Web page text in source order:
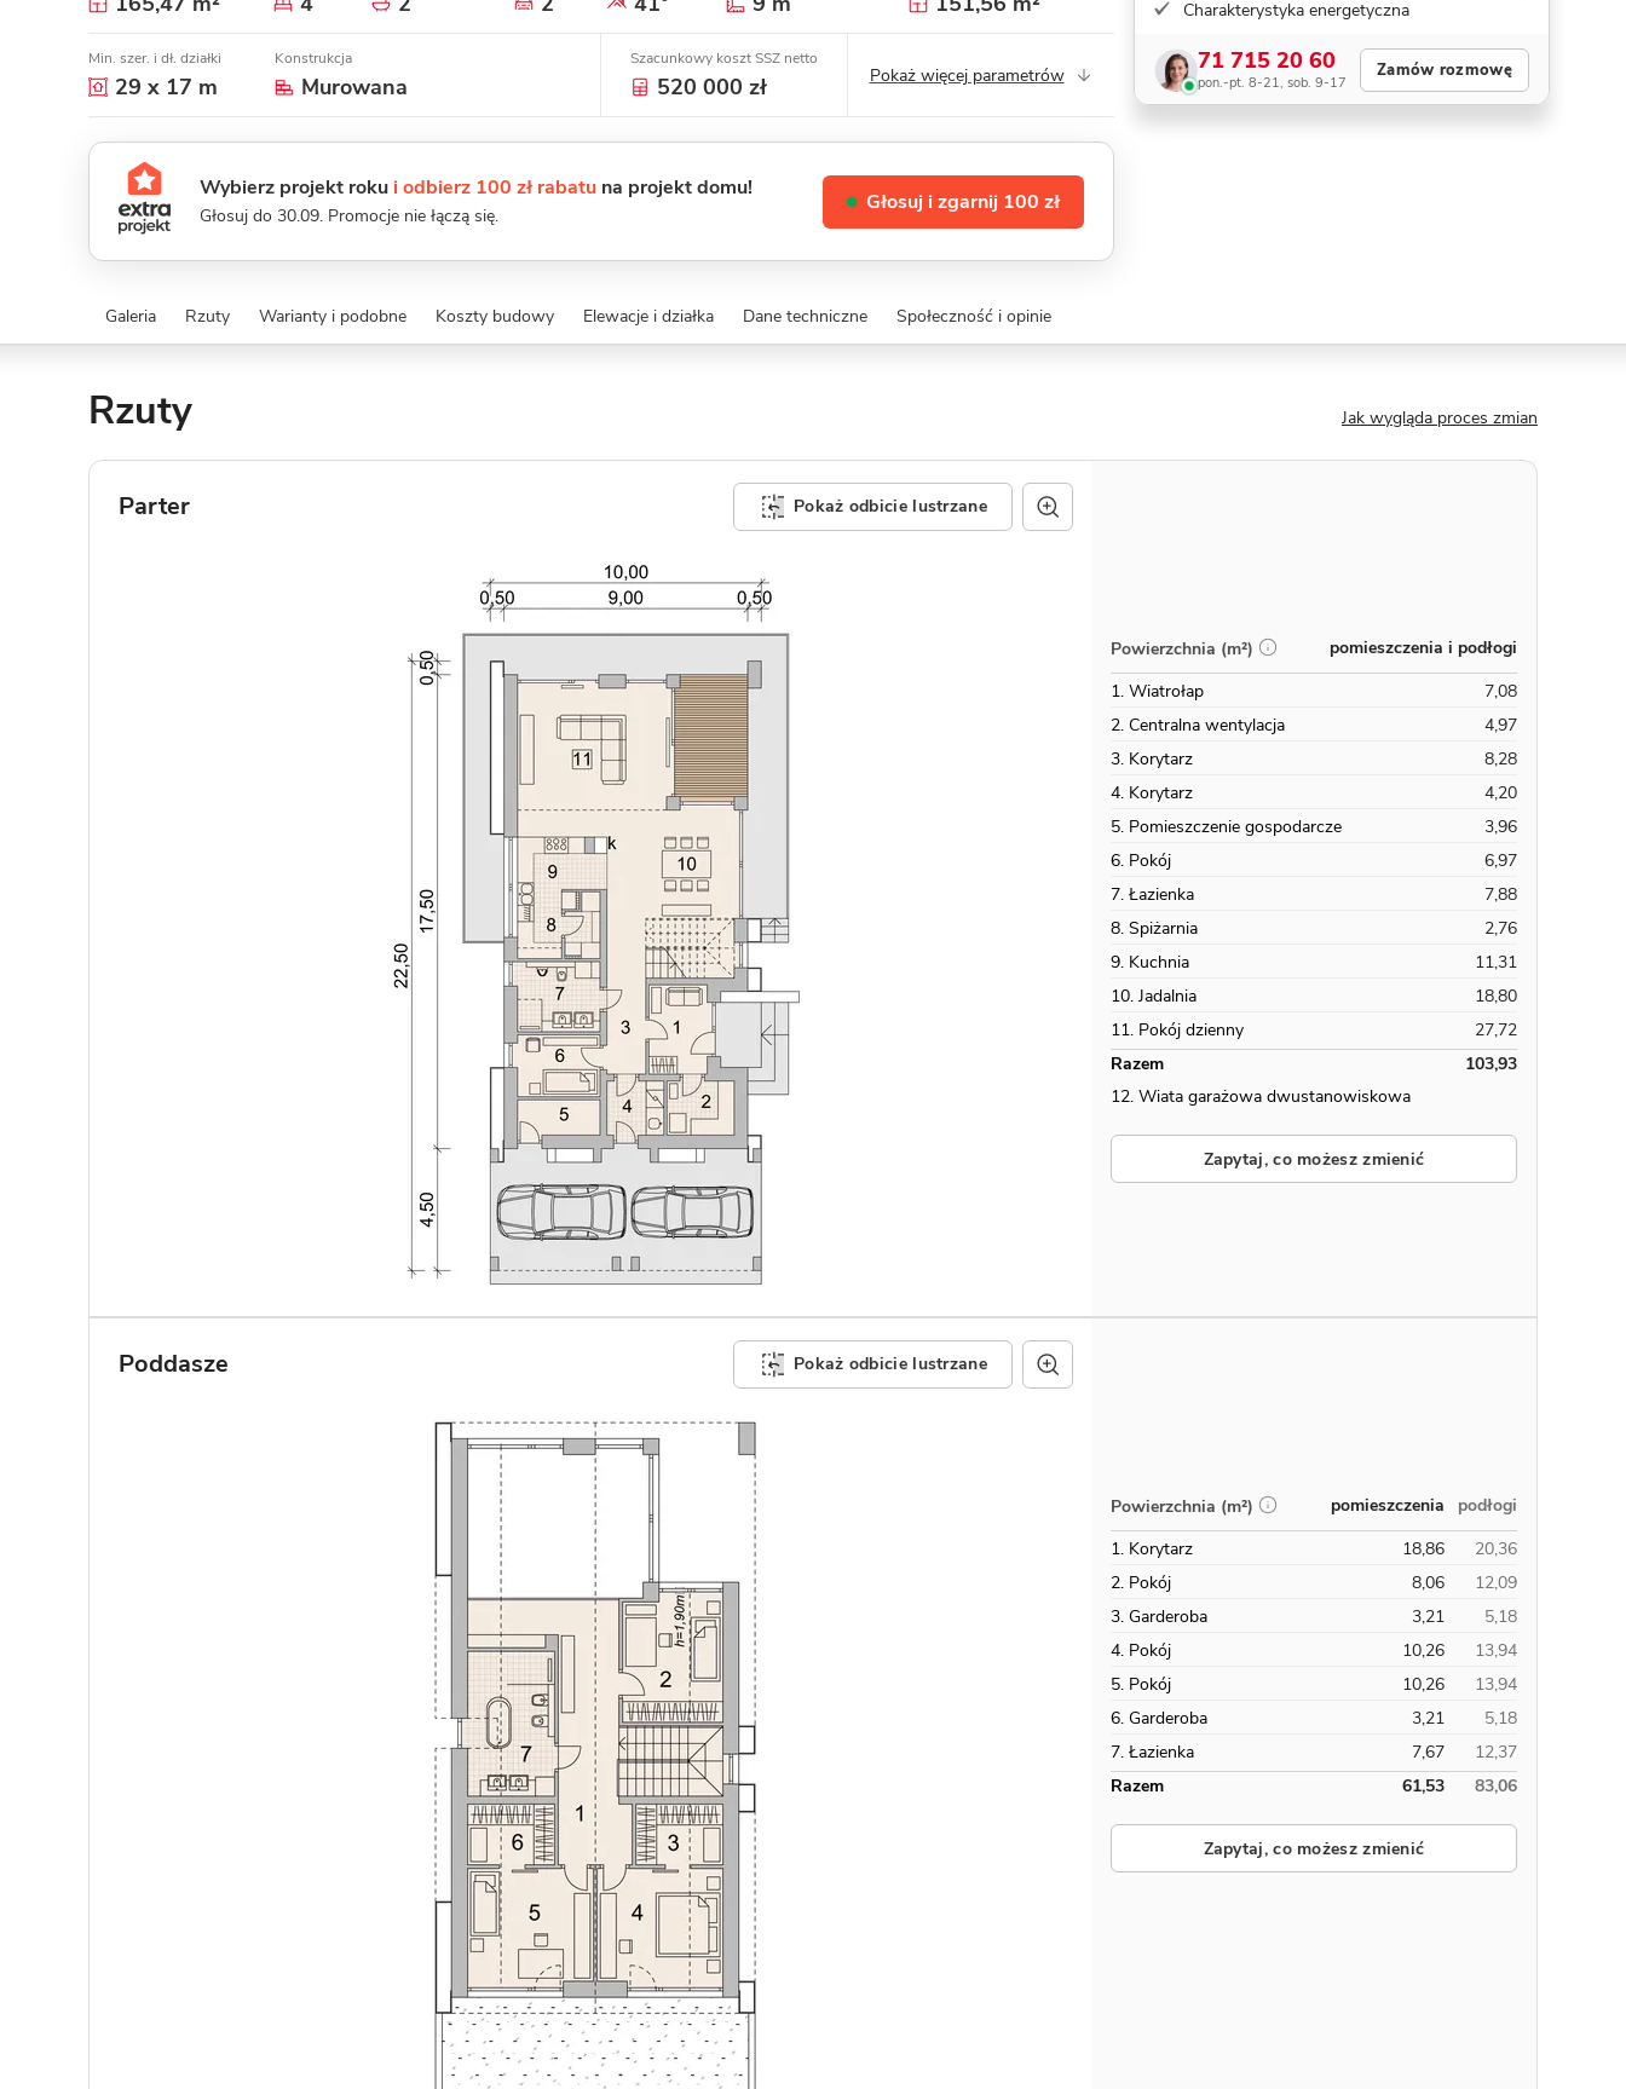
Min. szer. i dł. działki
29 x 17 m
Konstrukcja
Murowana
Szacunkowy koszt SSZ netto
520 000 zł Pokaż więcej parametrów
Wybierz projekt roku i odbierz 100 zł rabatu na projekt domu!
Głosuj do 30.09. Promocje nie łączą się.
Głosuj i zgarnij 100 zł
Charakterystyka energetyczna
71 715 20 60
pon.-pt. 8-21, sob. 9-17
Zamów rozmowę
Galeria Rzuty Warianty i podobne Koszty budowy Elewacje i działka Dane techniczne Społeczność i opinie
Rzuty Jak wygląda proces zmian
Parter Pokaż odbicie lustrzane
Powierzchnia (m²)
pomieszczenia i podłogi
1. Wiatrołap
7,08
2. Centralna wentylacja
4,97
3. Korytarz
8,28
4. Korytarz
4,20
5. Pomieszczenie gospodarcze
3,96
6. Pokój
6,97
7. Łazienka
7,88
8. Spiżarnia
2,76
9. Kuchnia
11,31
10. Jadalnia
18,80
11. Pokój dzienny
27,72
Razem
103,93
12. Wiata garażowa dwustanowiskowa
Zapytaj, co możesz zmienić
Poddasze Pokaż odbicie lustrzane
Powierzchnia (m²) pomieszczenia
podłogi
1. Korytarz
18,86
20,36
2. Pokój
8,06
12,09
3. Garderoba
3,21
5,18
4. Pokój
10,26
13,94
5. Pokój
10,26
13,94
6. Garderoba
3,21
5,18
7. Łazienka
7,67
12,37
Razem
61,53 83,06
Zapytaj, co możesz zmienić